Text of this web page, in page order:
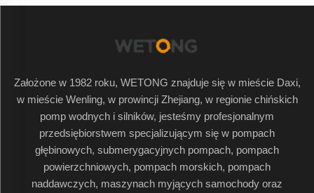
Założone w 1982 roku, WETONG znajduje się w mieście Daxi,
w mieście Wenling, w prowincji Zhejiang, w regionie chińskich
pomp wodnych i silników, jesteśmy profesjonalnym
przedsiębiorstwem specjalizującym się w pompach
głębinowych, submerygacyjnych pompach, pompach
powierzchniowych, pompach morskich, pompach
naddawczych, maszynach myjących samochody oraz